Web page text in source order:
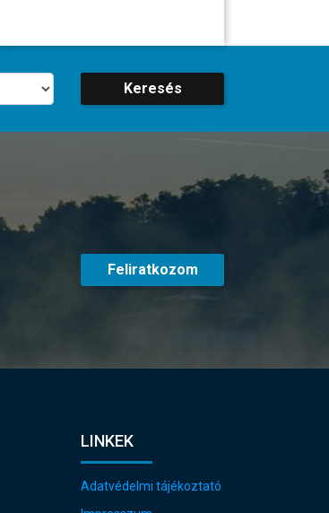
Keresés
Feliratkozom
LINKEK
Adatvédelmi tájékoztató